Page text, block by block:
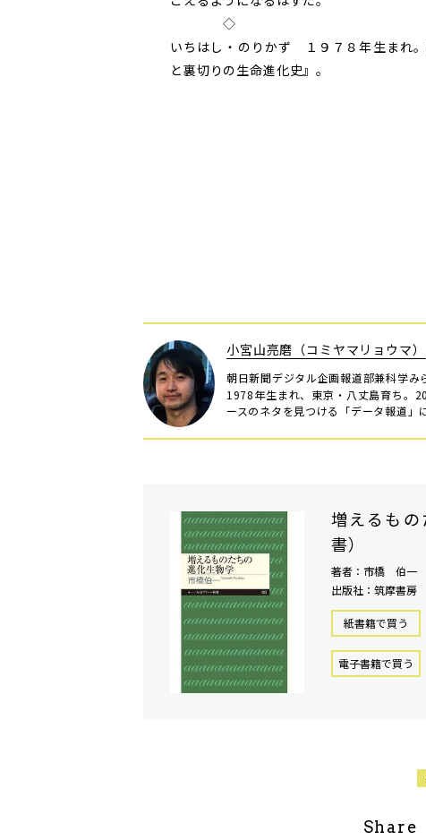
◇
いちはし・のりかず １９７８年生まれ
と裏切りの生命進化史』。
小宮山亮磨（コミヤマリョウマ）
朝日新聞デジタル企画報道部兼科学み
1978年生まれ、東京・八丈島育ち。
ースのネタを見つける「データ報道」
増えるも
書）
著者：市橋 伯一
出版社：筑摩書房
紙書籍で買う
電⼦書籍で買う
Share